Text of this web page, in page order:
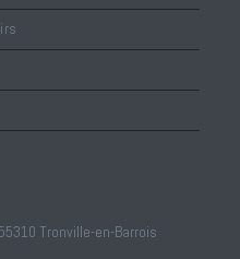
Tronville-en-Barrois